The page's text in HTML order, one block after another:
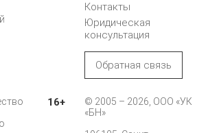
Контакты
Юридическая
консультация
Обратная связь
16+
© 2005 – 2026, ООО «УК
«БН»